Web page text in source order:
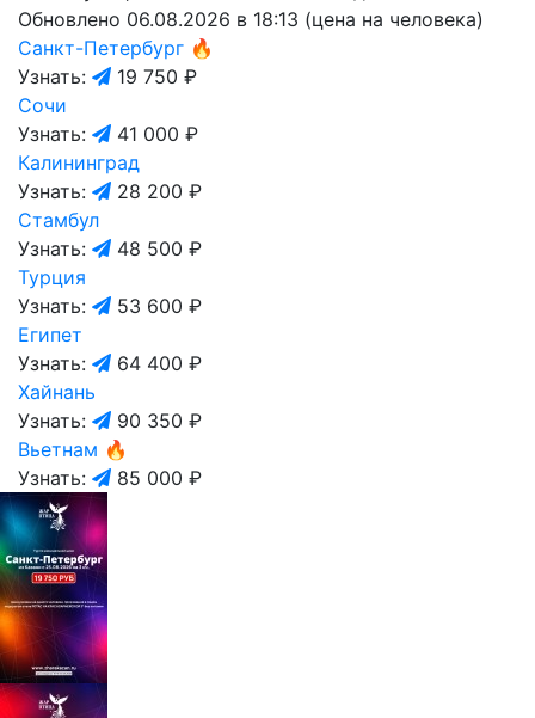
Обновлено 06.08.2026 в 18:13 (цена на человека)
Санкт-Петербург 🔥
Узнать:
19 750 ₽
Сочи
Узнать:
41 000 ₽
Калининград
Узнать:
28 200 ₽
Стамбул
Узнать:
48 500 ₽
Турция
Узнать:
53 600 ₽
Египет
Узнать:
64 400 ₽
Хайнань
Узнать:
90 350 ₽
Вьетнам 🔥
Узнать:
85 000 ₽